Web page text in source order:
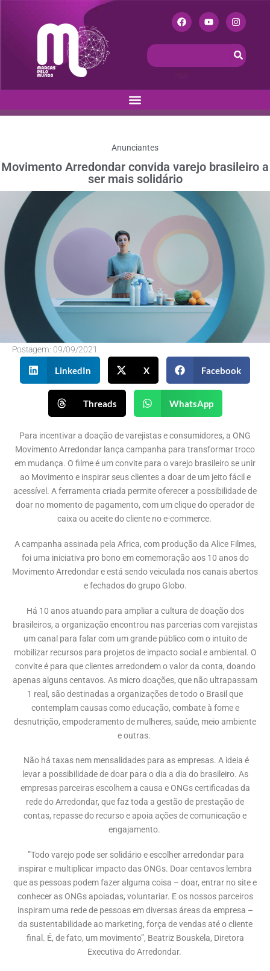
Anunciantes
Movimento Arredondar convida varejo brasileiro a
ser mais solidário
Postagem: 09/09/2021
LinkedIn X Facebook
Threads WhatsApp
Para incentivar a doação de varejistas e consumidores, a ONG
Movimento Arredondar lança campanha para transformar troco
em mudança. O filme é um convite para o varejo brasileiro se unir
ao Movimento e inspirar seus clientes a doar de um jeito fácil e
acessível. A ferramenta criada permite oferecer a possibilidade de
doar no momento de pagamento, com um clique do operador de
caixa ou aceite do cliente no e-commerce.
A campanha assinada pela Africa, com produção da Alice Filmes,
foi uma iniciativa pro bono em comemoração aos 10 anos do
Movimento Arredondar e está sendo veiculada nos canais abertos
e fechados do grupo Globo.
Há 10 anos atuando para ampliar a cultura de doação dos
brasileiros, a organização encontrou nas parcerias com varejistas
um canal para falar com um grande público com o intuito de
mobilizar recursos para projetos de impacto social e ambiental. O
convite é para que clientes arredondem o valor da conta, doando
apenas alguns centavos. As micro doações, que não ultrapassam
1 real, são destinadas a organizações de todo o Brasil que
contemplam causas como educação, combate à fome e
desnutrição, empoderamento de mulheres, saúde, meio ambiente
e outras.
Não há taxas nem mensalidades para as empresas. A ideia é
levar a possibilidade de doar para o dia a dia do brasileiro. As
empresas parceiras escolhem a causa e ONGs certificadas da
rede do Arredondar, que faz toda a gestão de prestação de
contas, repasse do recurso e apoia ações de comunicação e
engajamento.
”Todo varejo pode ser solidário e escolher arredondar para
inspirar e multiplicar impacto das ONGs. Doar centavos lembra
que as pessoas podem fazer alguma coisa – doar, entrar no site e
conhecer as ONGs apoiadas, voluntariar. E os nossos parceiros
inspiram uma rede de pessoas em diversas áreas da empresa –
da sustentabilidade ao marketing, força de vendas até o cliente
final. É, de fato, um movimento”, Beatriz Bouskela, Diretora
Executiva do Arredondar.